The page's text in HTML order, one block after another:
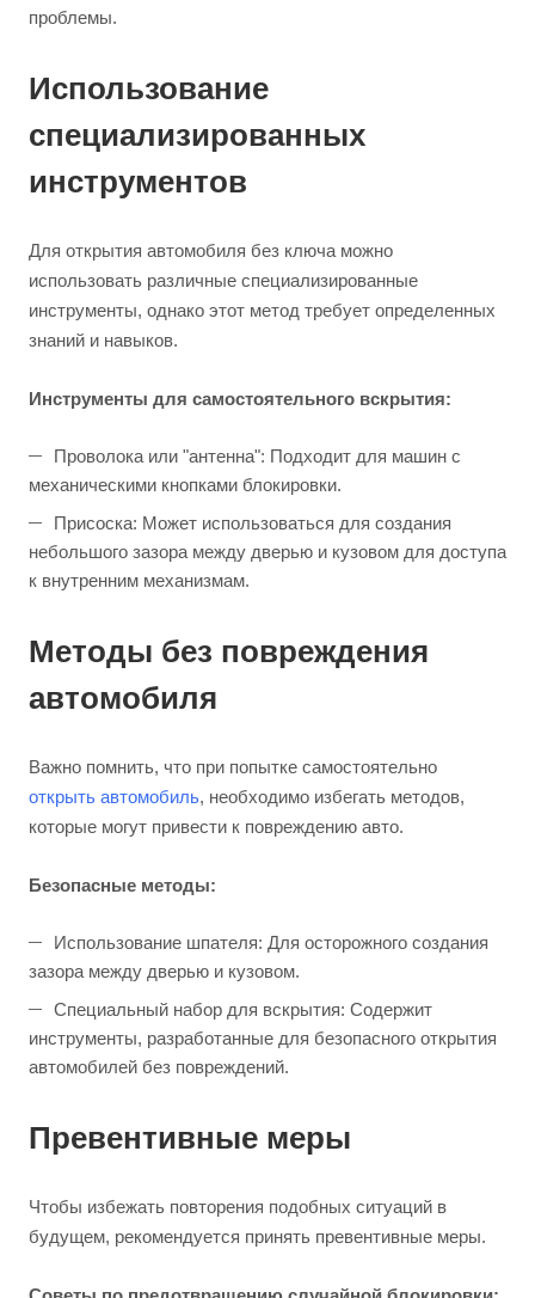
проблемы.
Использование
специализированных
инструментов
Для открытия автомобиля без ключа можно
использовать различные специализированные
инструменты, однако этот метод требует определенных
знаний и навыков.
Инструменты для самостоятельного вскрытия:
Проволока или "антенна": Подходит для машин с
механическими кнопками блокировки.
Присоска: Может использоваться для создания
небольшого зазора между дверью и кузовом для доступа
к внутренним механизмам.
Методы без повреждения
автомобиля
Важно помнить, что при попытке самостоятельно
открыть автомобиль, необходимо избегать методов,
которые могут привести к повреждению авто.
Безопасные методы:
Использование шпателя: Для осторожного создания
зазора между дверью и кузовом.
Специальный набор для вскрытия: Содержит
инструменты, разработанные для безопасного открытия
автомобилей без повреждений.
Превентивные меры
Чтобы избежать повторения подобных ситуаций в
будущем, рекомендуется принять превентивные меры.